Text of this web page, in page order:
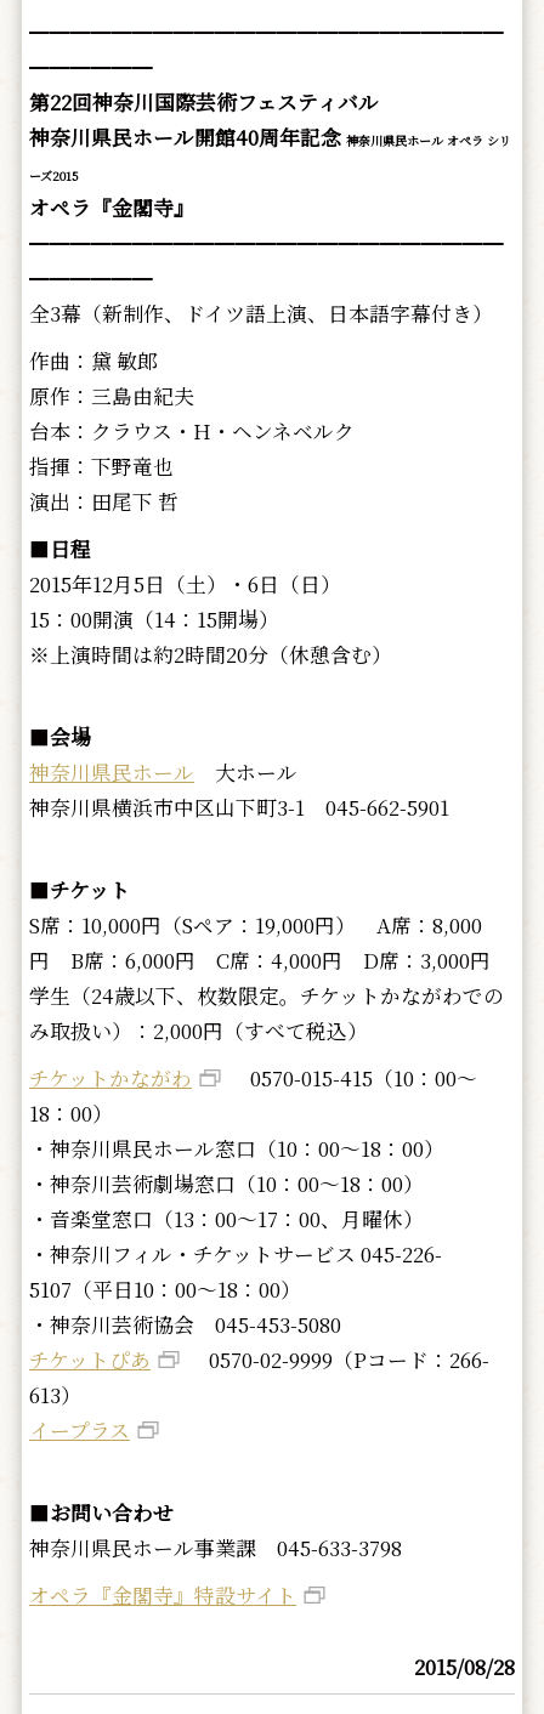
━━━━━━━━━━━━━━━━━━━━━━━
━━━━━━
第22回神奈川国際芸術フェスティバル
神奈川県民ホール開館40周年記念 神奈川県民ホール オペラ シリ
ーズ2015
オペラ『金閣寺』
━━━━━━━━━━━━━━━━━━━━━━━
━━━━━━
全3幕（新制作、ドイツ語上演、日本語字幕付き）
作曲：黛 敏郎
原作：三島由紀夫
台本：クラウス・H・ヘンネベルク
指揮：下野竜也
演出：田尾下 哲
■ 日程
2015年12月5日（土）・6日（日）
15：00開演（14：15開場）
※上演時間は約2時間20分（休憩含む）
■会場
神奈川県民ホール 大ホール
神奈川県横浜市中区山下町3-1 045-662-5901
■チケット
S席：10,000円（Sペア：19,000円） A席：8,000
円 B席：6,000円 C席：4,000円 D席：3,000円
学生（24歳以下、枚数限定。チケットかながわでの
み取扱い）：2,000円（すべて税込）
チケットかながわ
0570-015-415（10：00～
18：00）
・神奈川県民ホール窓口（10：00～18：00）
・神奈川芸術劇場窓口（10：00～18：00）
・音楽堂窓口（13：00～17：00、月曜休）
・神奈川フィル・チケットサービス 045-226-
5107（平日10：00～18：00）
・神奈川芸術協会 045-453-5080
チケットぴあ
0570-02-9999（Pコード：266-
613）
イープラス
■お問い合わせ
神奈川県民ホール事業課 045-633-3798
オペラ『金閣寺』特設サイト
2015/08/28